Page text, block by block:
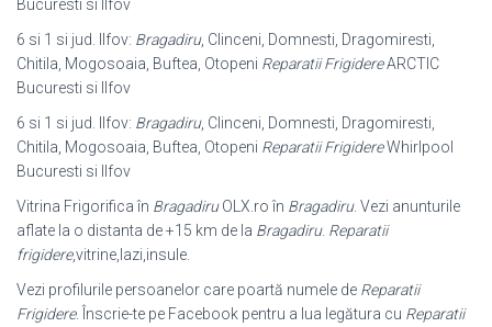
Bucuresti si Ilfov
6 si 1 si jud. Ilfov: Bragadiru, Clinceni, Domnesti, Dragomiresti,
Chitila, Mogosoaia, Buftea, Otopeni Reparatii FrigidereARCTIC
Bucuresti si Ilfov
6 si 1 si jud. Ilfov: Bragadiru, Clinceni, Domnesti, Dragomiresti,
Chitila, Mogosoaia, Buftea, Otopeni Reparatii FrigidereWhirlpool
Bucuresti si Ilfov
Vitrina Frigorifica în BragadiruOLX.ro în Bragadiru. Vezi anunturile
aflate la o distanta de +15 km de la Bragadiru. Reparatii
frigidere,vitrine,lazi,insule.
Vezi profilurile persoanelor care poartă numele de Reparatii
Frigidere. Înscrie-te pe Facebook pentru a lua legătura cu Reparatii